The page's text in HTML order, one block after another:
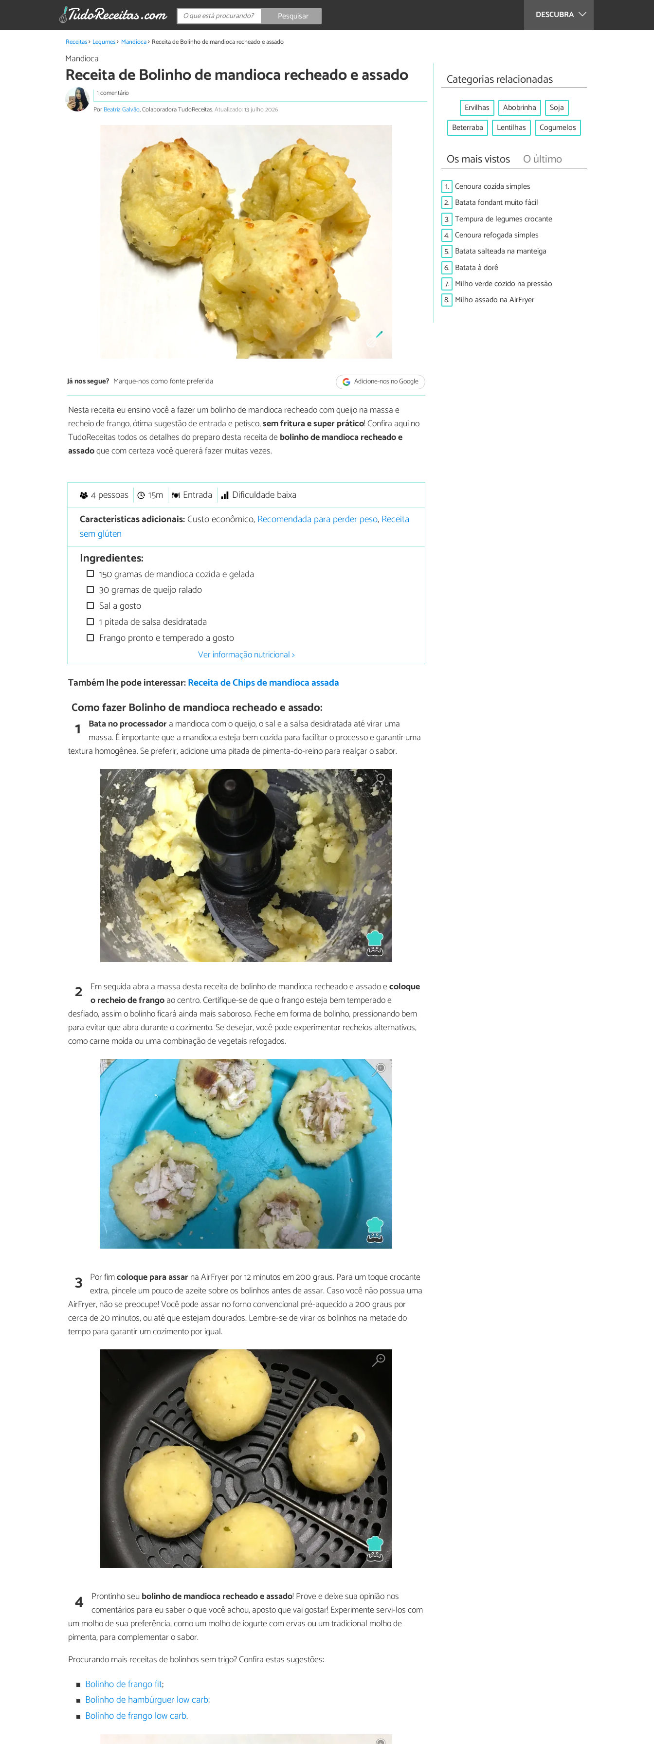
DESCUBRA
Pesquisar
Receitas Legumes Mandioca Receita de Bolinho de mandioca recheado e assado
Mandioca
Receita de Bolinho de mandioca recheado e assado
1 comentário
PorBeatriz Galvão, Colaboradora TudoReceitas.Atualizado: 13 julho 2026
Já nos segue? Marque-nos como fonte preferida Adicione-nos no Google
Nesta receita eu ensino você a fazer um bolinho de mandioca recheado com queijo na massa e
recheio de frango, ótima sugestão de entrada e petisco,sem fritura e super prático! Confira aqui no
TudoReceitas todos os detalhes do preparo desta receita debolinho de mandioca recheado e
assadoque com certeza você quererá fazer muitas vezes.
4 pessoas 15m Entrada
Dificuldade baixa
Características adicionais:Custo econômico,Recomendada para perder peso,Receita
sem glúten
Ingredientes:
150 gramas de mandioca cozida e gelada
30 gramas de queijo ralado
Sal a gosto
1 pitada de salsa desidratada
Frango pronto e temperado a gosto
Ver informação nutricional >
Também lhe pode interessar:Receita de Chips de mandioca assada
Como fazer Bolinho de mandioca recheado e assado:
1 Bata no processadora mandioca com o queijo, o sal e a salsa desidratada até virar uma
massa. É importante que a mandioca esteja bem cozida para facilitar o processo e garantir uma
textura homogênea. Se preferir, adicione uma pitada de pimenta-do-reino para realçar o sabor.
2 Em seguida abra a massa desta receita de bolinho de mandioca recheado e assado ecoloque
o recheio de frangoao centro. Certifique-se de que o frango esteja bem temperado e
desfiado, assim o bolinho ficará ainda mais saboroso. Feche em forma de bolinho, pressionando bem
para evitar que abra durante o cozimento. Se desejar, você pode experimentar recheios alternativos,
como carne moída ou uma combinação de vegetais refogados.
3 Por fimcoloque para assarna AirFryer por 12 minutos em 200 graus. Para um toque crocante
extra, pincele um pouco de azeite sobre os bolinhos antes de assar. Caso você não possua uma
AirFryer, não se preocupe! Você pode assar no forno convencional pré-aquecido a 200 graus por
cerca de 20 minutos, ou até que estejam dourados. Lembre-se de virar os bolinhos na metade do
tempo para garantir um cozimento por igual.
4 Prontinho seubolinho de mandioca recheado e assado! Prove e deixe sua opinião nos
comentários para eu saber o que você achou, aposto que vai gostar! Experimente servi-los com
um molho de sua preferência, como um molho de iogurte com ervas ou um tradicional molho de
pimenta, para complementar o sabor.
Procurando mais receitas de bolinhos sem trigo? Confira estas sugestões:
Bolinho de frango fit;
Bolinho de hambúrguer low carb;
Bolinho de frango low carb.
Categorias relacionadas
Ervilhas Abobrinha
Soja
Beterraba
Lentilhas Cogumelos
Os mais vistos O último
1. Cenoura cozida simples
2. Batata fondant muito fácil
3. Tempura de legumes crocante
4. Cenoura refogada simples
5. Batata salteada na manteiga
6. Batata à dorê
7. Milho verde cozido na pressão
8. Milho assado na AirFryer